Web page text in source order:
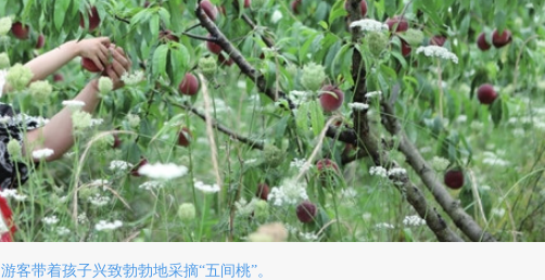
游客带着孩子兴致勃勃地采摘“五间桃”。